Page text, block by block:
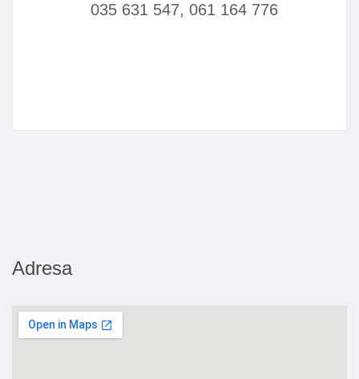
035 631 547, 061 164 776
Adresa